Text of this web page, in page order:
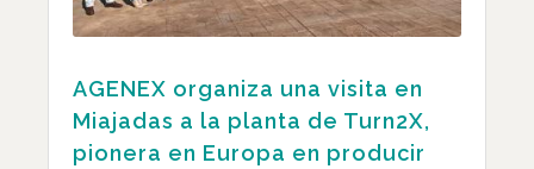
AGENEX organiza una visita en
Miajadas a la planta de Turn2X,
pionera en Europa en producir